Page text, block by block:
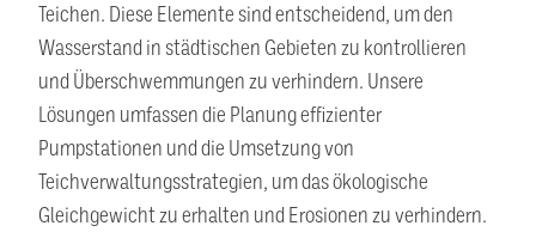
Teichen. Diese Elemente sind entscheidend, um den
Wasserstand in städtischen Gebieten zu kontrollieren
und Überschwemmungen zu verhindern. Unsere
Lösungen umfassen die Planung effizienter
Pumpstationen und die Umsetzung von
Teichverwaltungsstrategien, um das ökologische
Gleichgewicht zu erhalten und Erosionen zu verhindern.